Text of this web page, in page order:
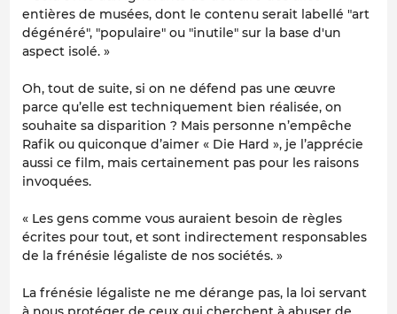
entières de musées, dont le contenu serait labellé "art
dégénéré", "populaire" ou "inutile" sur la base d'un
aspect isolé. »
Oh, tout de suite, si on ne défend pas une œuvre
parce qu’elle est techniquement bien réalisée, on
souhaite sa disparition ? Mais personne n’empêche
Rafik ou quiconque d’aimer « Die Hard », je l’apprécie
aussi ce film, mais certainement pas pour les raisons
invoquées.
« Les gens comme vous auraient besoin de règles
écrites pour tout, et sont indirectement responsables
de la frénésie légaliste de nos sociétés. »
La frénésie légaliste ne me dérange pas, la loi servant